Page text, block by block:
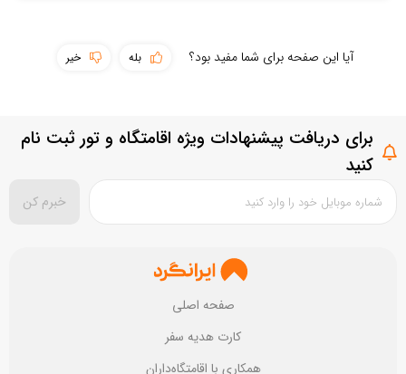
آیا این صفحه برای شما مفید بود؟ بله خیر
برای دریافت پیشنهادات ویژه اقامتگاه و تور ثبت نام
کنید
خبرم کن
همکاری با اقامتگاه‌داران
کارت هدیه سفر
صفحه اصلی